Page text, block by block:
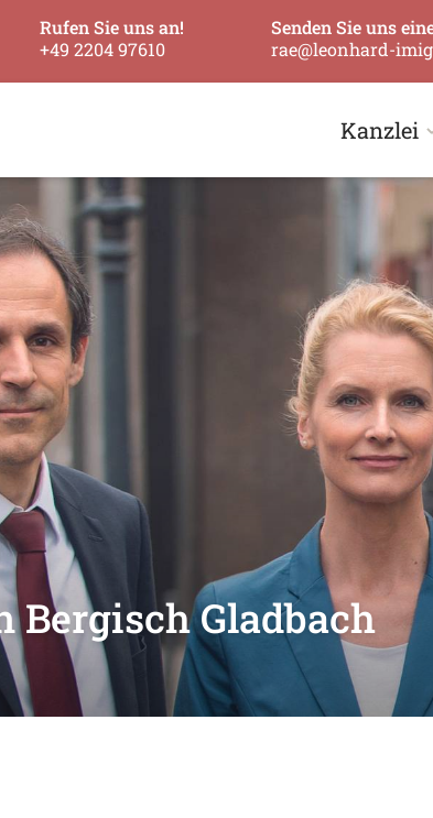
Rufen Sie uns an!
+49 2204 97610
Senden Sie uns
rae@leonhard-
Kanzlei
Bergisch Gladbach